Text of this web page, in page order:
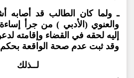
ـ ولما كان الطالب قد أصابه
والعنوي (الأدبي ) من جرأ
إليه لحقه في القضاء وإقامته
وقد ثبت عدم صحة الواقعة بحكم
لــذلك